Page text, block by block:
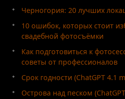
Черногория: 20 лучших
10 ошибок, которых стоит
свадебной фотосъёмки
Как подготовиться к
советы от профессионалов
Срок годности (ChatGPT 4.1
Острова над песком